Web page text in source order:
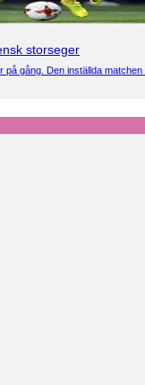
storseger
gång. Den inställda